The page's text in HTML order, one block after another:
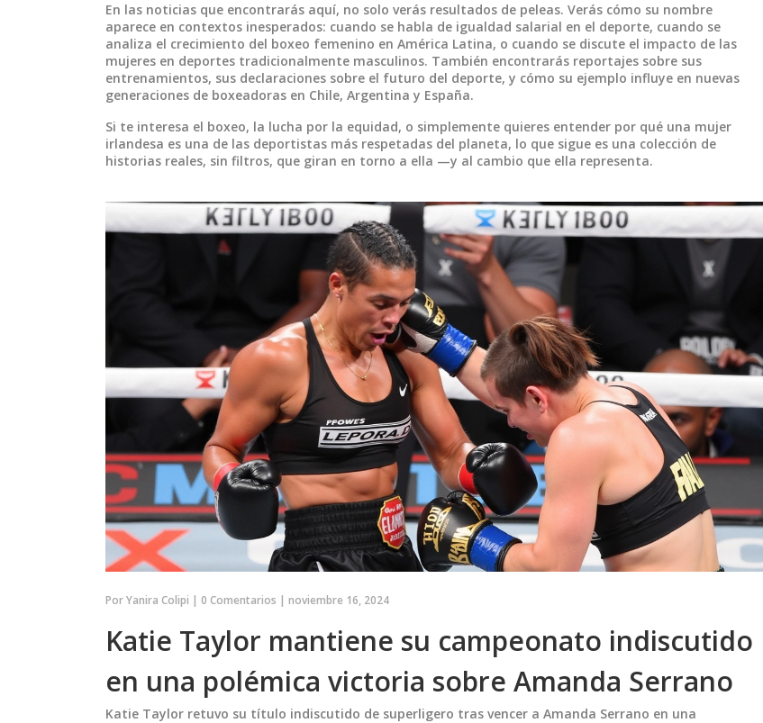
En las noticias que encontrarás aquí, no solo verás resultados de peleas. Verás cómo su nombre
aparece en contextos inesperados: cuando se habla de igualdad salarial en el deporte, cuando se
analiza el crecimiento del boxeo femenino en América Latina, o cuando se discute el impacto de las
mujeres en deportes tradicionalmente masculinos. También encontrarás reportajes sobre sus
entrenamientos, sus declaraciones sobre el futuro del deporte, y cómo su ejemplo influye en nuevas
generaciones de boxeadoras en Chile, Argentina y España.
Si te interesa el boxeo, la lucha por la equidad, o simplemente quieres entender por qué una mujer
irlandesa es una de las deportistas más respetadas del planeta, lo que sigue es una colección de
historias reales, sin filtros, que giran en torno a ella —y al cambio que ella representa.
PorYanira Colipi | 0 Comentarios | noviembre 16, 2024
Katie Taylor mantiene su campeonato indiscutido
en una polémica victoria sobre Amanda Serrano
Katie Taylor retuvo su título indiscutido de superligero tras vencer a Amanda Serrano en una